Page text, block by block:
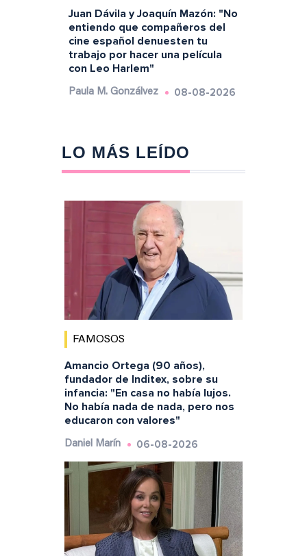
Juan Dávila y Joaquín Mazón: "No
entiendo que compañeros del
cine español denuesten tu
trabajo por hacer una película
con Leo Harlem"
Paula M. Gonzálvez 08-08-2026
LO MÁS LEÍDO
FAMOSOS
Amancio Ortega (90 años),
fundador de Inditex, sobre su
infancia: "En casa no había lujos.
No había nada de nada, pero nos
educaron con valores"
Daniel Marín 06-08-2026